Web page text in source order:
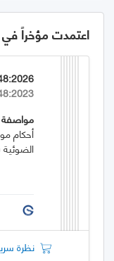
اعتمدت مؤخراً في
مواصفة
أحكام
الضوئية
نظرة